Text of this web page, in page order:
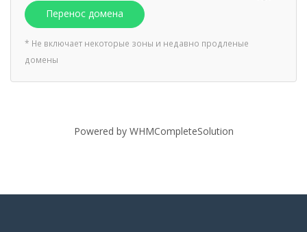
Перенос домена
* Не включает некоторые зоны и недавно продленые
домены
Powered by WHMCompleteSolution